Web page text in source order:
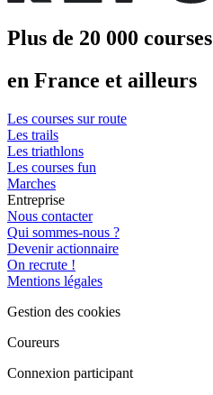
Plus de 20 000 courses
en France et ailleurs
Les courses sur route
Les trails
Les triathlons
Les courses fun
Marches
Entreprise
Nous contacter
Qui sommes-nous ?
Devenir actionnaire
On recrute !
Mentions légales
Gestion des cookies
Coureurs
Connexion participant